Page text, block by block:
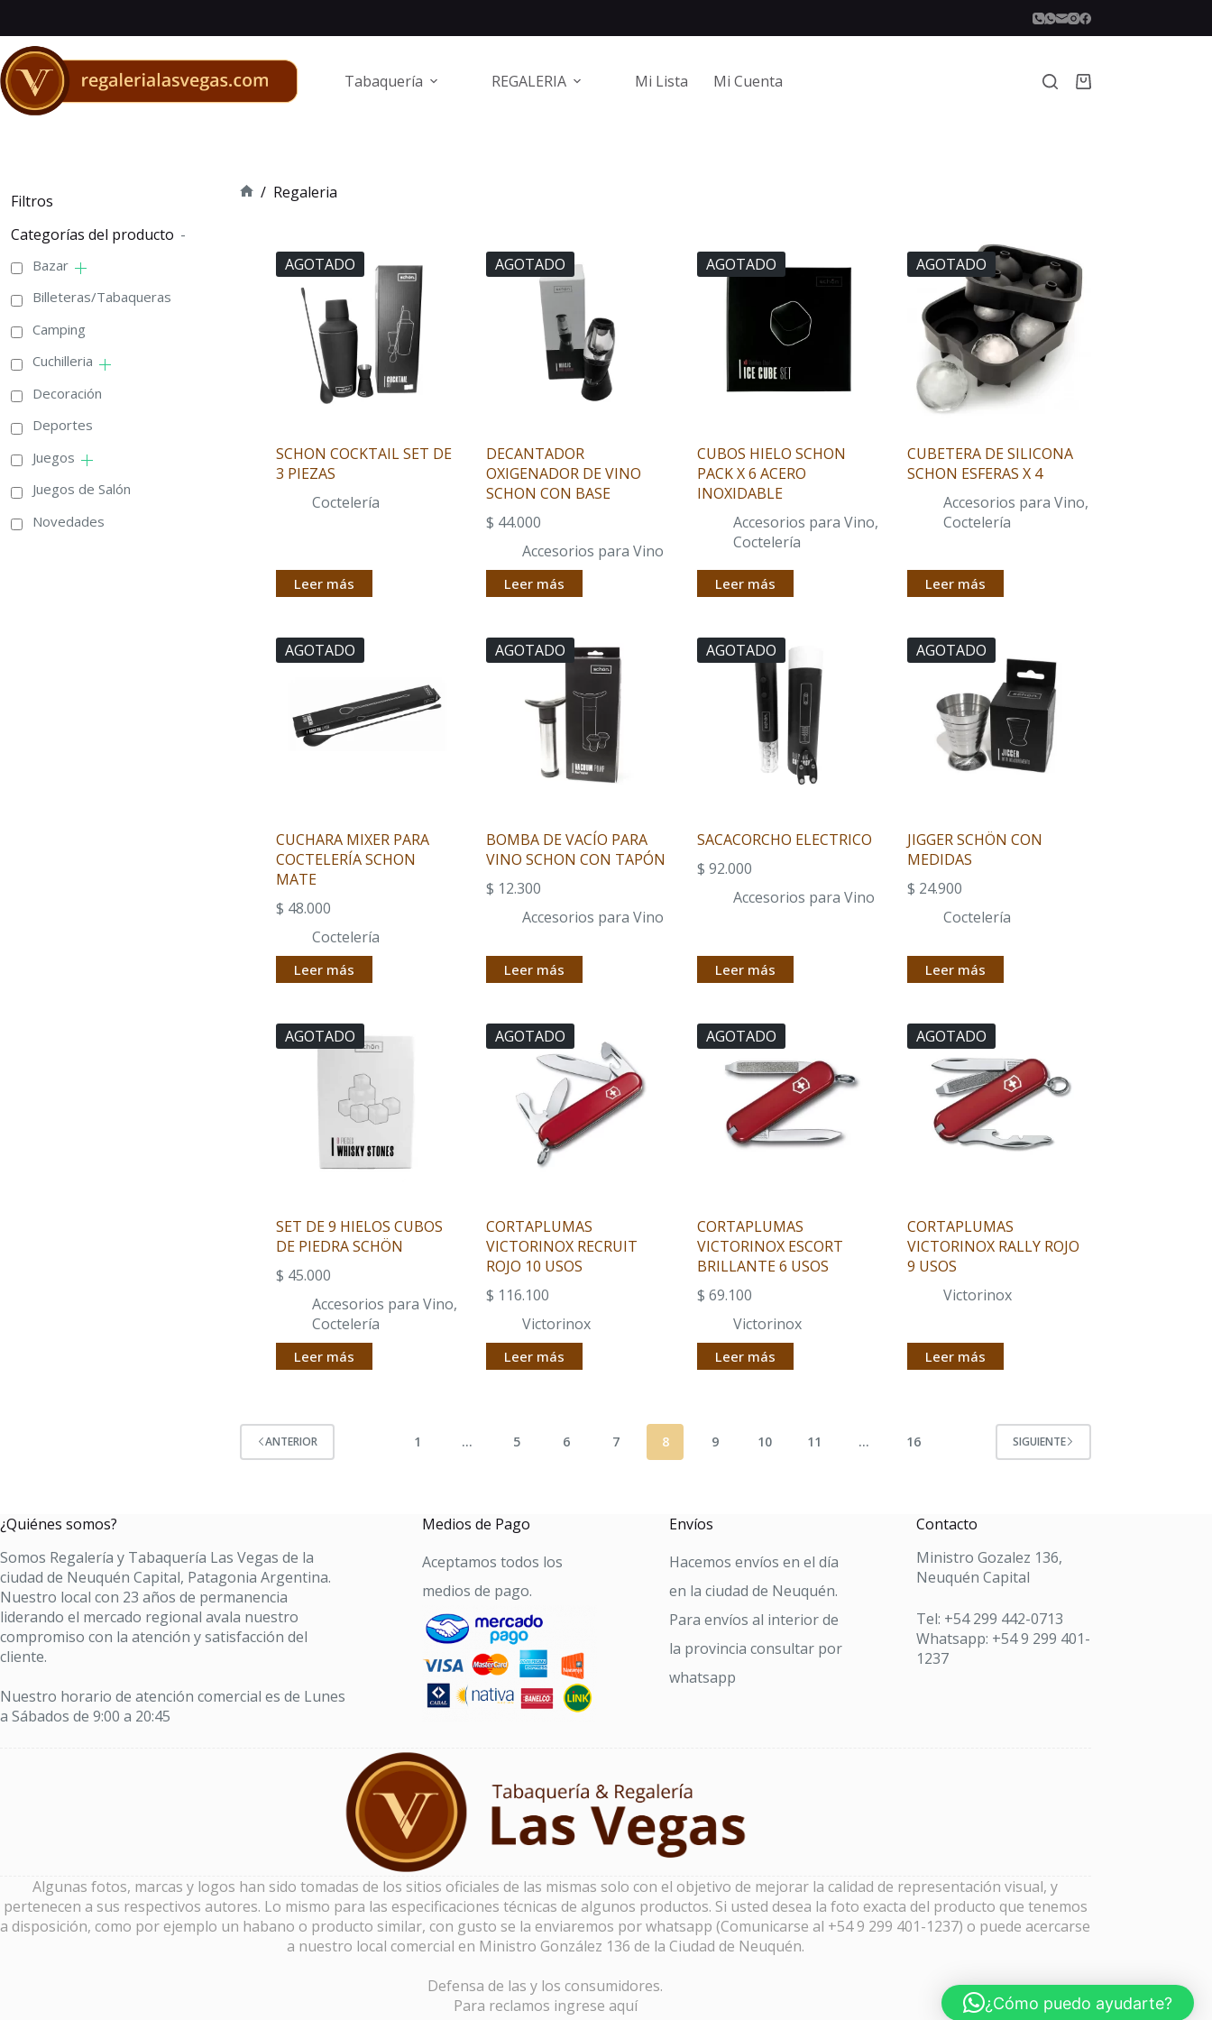
contenido
Tabaquería
REGALERIA Mi Lista Mi Cuenta
Carro
/ Regaleria
AGOTADO
SCHON COCKTAIL SET DE
3 PIEZAS
Coctelería
Leer más
AGOTADO
DECANTADOR
OXIGENADOR DE VINO
SCHON CON BASE
$ 44.000
Accesorios para Vino
Leer más
AGOTADO
CUBOS HIELO SCHON
PACK X 6 ACERO
INOXIDABLE
Accesorios para Vino,
Coctelería
Leer más
AGOTADO
CUBETERA DE SILICONA
SCHON ESFERAS X 4
Accesorios para Vino,
Coctelería
Leer más
AGOTADO
CUCHARA MIXER PARA
COCTELERÍA SCHON
MATE
$ 48.000
Coctelería
Leer más
AGOTADO
BOMBA DE VACÍO PARA
VINO SCHON CON TAPÓN
$ 12.300
Accesorios para Vino
Leer más
AGOTADO
SACACORCHO ELECTRICO
$ 92.000
Accesorios para Vino
Leer más
AGOTADO
JIGGER SCHÖN CON
MEDIDAS
$ 24.900
Coctelería
Leer más
AGOTADO
SET DE 9 HIELOS CUBOS
DE PIEDRA SCHÖN
$ 45.000
Accesorios para Vino,
Coctelería
Leer más
AGOTADO
CORTAPLUMAS
VICTORINOX RECRUIT
ROJO 10 USOS
$ 116.100
Victorinox
Leer más
AGOTADO
CORTAPLUMAS
VICTORINOX ESCORT
BRILLANTE 6 USOS
$ 69.100
Victorinox
Leer más
AGOTADO
CORTAPLUMAS
VICTORINOX RALLY ROJO
9 USOS
Victorinox
Leer más
ANTERIOR 1 … 5 6 7 8 9 10 11 … 16 SIGUIENTE
Filtros
Categorías del producto -
Bazar
Billeteras/Tabaqueras
Camping
Cuchilleria
Decoración
Deportes
Juegos
Juegos de Salón
Novedades
¿Quiénes somos?
Somos Regalería y Tabaquería Las Vegas de la
ciudad de Neuquén Capital, Patagonia Argentina.
Nuestro local con 23 años de permanencia
liderando el mercado regional avala nuestro
compromiso con la atención y satisfacción del
cliente.
Nuestro horario de atención comercial es de Lunes
a Sábados de 9:00 a 20:45
Medios de Pago
Aceptamos todos los
medios de pago.
Envíos
Hacemos envíos en el día
en la ciudad de Neuquén.
Para envíos al interior de
la provincia consultar por
whatsapp
Contacto
Ministro Gozalez 136,
Neuquén Capital
Tel: +54 299 442-0713
Whatsapp: +54 9 299 401-
1237
Algunas fotos, marcas y logos han sido tomadas de los sitios oficiales de las mismas solo con el objetivo de mejorar la calidad de representación visual, y
pertenecen a sus respectivos autores. Lo mismo para las especificaciones técnicas de algunos productos. Si usted desea la foto exacta del producto que tenemos
a disposición, como por ejemplo un habano o producto similar, con gusto se la enviaremos por whatsapp (Comunicarse al +54 9 299 401-1237) o puede acercarse
a nuestro local comercial en Ministro González 136 de la Ciudad de Neuquén.
Defensa de las y los consumidores.
Para reclamos ingrese aquí ¿Cómo puedo ayudarte?